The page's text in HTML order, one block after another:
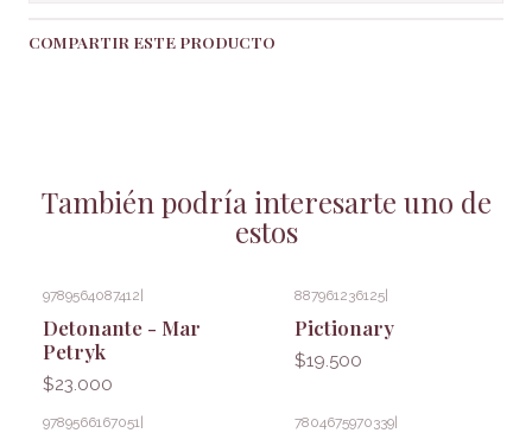
COMPARTIR ESTE PRODUCTO
También podría interesarte uno de
estos
9789564087412
Detonante - Mar
Petryk
$23.000
887961236125
Pictionary
$19.500
9789566167051 7804675970339